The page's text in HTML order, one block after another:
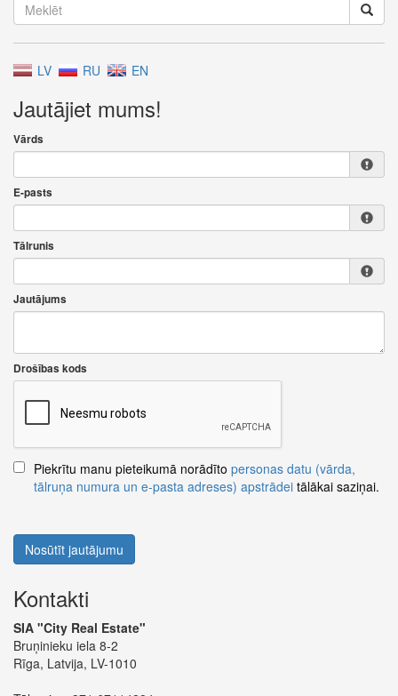
LV RU EN
Jautājiet mums!
Vārds
E-pasts
Tālrunis
Jautājums
Drošības kods
Piekrītu manu pieteikumā norādīto personas datu (vārda,
tālruņa numura un e-pasta adreses) apstrādei tālākai saziņai.
Nosūtīt jautājumu
Kontakti
SIA "City Real Estate"
Bruņinieku iela 8-2
Rīga, Latvija, LV-1010